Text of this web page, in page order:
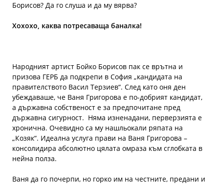
Борисов? Да го слуша и да му вярва?
Хохохо, каква потресаваща баналка!
Народният артист Бойко Борисов пак се врътна и
призова ГЕРБ да подкрепи в София „кандидата на
правителството Васил Терзиев“. След като оня ден
убеждаваше, че Ваня Григорова е по-добрият кандидат,
а държавна собственост е за предпочитане пред
държавна сигурност. Няма изненадани, перверзията е
хронична. Очевидно са му нашльокали ряпата на
„Козяк“. Идеална услуга прави на Ваня Григорова –
консолидира абсолютно цялата омраза към сглобката в
нейна полза.
Ваня да го почерпи, но горко им на честните, предани и